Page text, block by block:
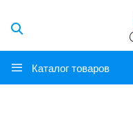
Каталог товаров